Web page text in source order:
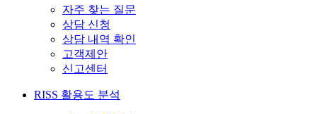
자주 찾는 질문
상담 신청
상담 내역 확인
고객제안
신고센터
RISS 활용도 분석